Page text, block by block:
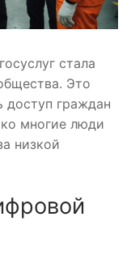
стала
Это
доступ граждан
многие люди
низкой